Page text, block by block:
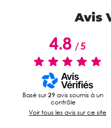
Avis
4.8/5
Basé sur 29 avis soumis à un
contrôle
Voir tous les avis sur ce site